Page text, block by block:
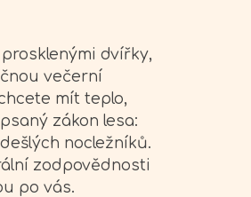
dvířky,
večerní
mít teplo,
zákon lesa:
nocležníků.
zodpovědnosti
po vás.